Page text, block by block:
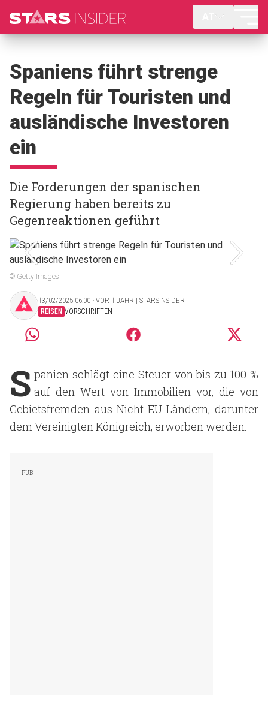
Spaniens führt strenge
Regeln für Touristen und
ausländische Investoren
ein
Die Forderungen der spanischen
Regierung haben bereits zu
Gegenreaktionen geführt
© Getty Images
13/02/2025 06:00 ‧ VOR 1 JAHR | STARSINSIDER
REISEN VORSCHRIFTEN
S panien schlägt eine Steuer von bis zu 100 %
auf den Wert von Immobilien vor, die von
Gebietsfremden aus Nicht-EU-Ländern, darunter
dem Vereinigten Königreich, erworben werden.